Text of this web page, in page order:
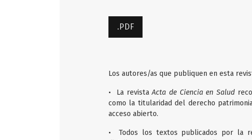
.PDF
Los autores/as que publiquen en esta
• La revistaActa de Ciencia en Salud
como la titularidad del derecho
acceso abierto.
• Todos los textos publicados por la